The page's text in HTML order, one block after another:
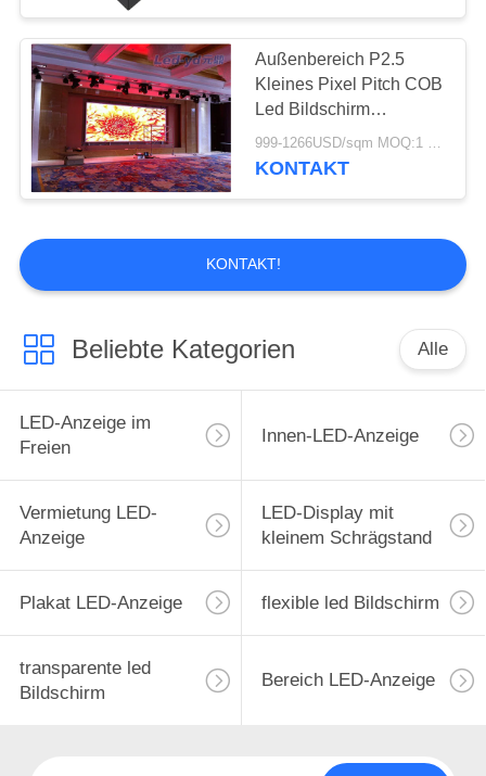
Außenbereich P2.5
Kleines Pixel Pitch COB
Led Bildschirm
480*540mm Nahtlose
90° Verbindung Flip
999-1266USD/sqm MOQ:1 m2
KONTAKT
KONTAKT!
Beliebte Kategorien Alle
LED-Anzeige im
Freien
Innen-LED-Anzeige
Vermietung LED-
Anzeige
LED-Display mit
kleinem Schrägstand
Plakat LED-Anzeige flexible led Bildschirm
transparente led
Bildschirm
Bereich LED-Anzeige